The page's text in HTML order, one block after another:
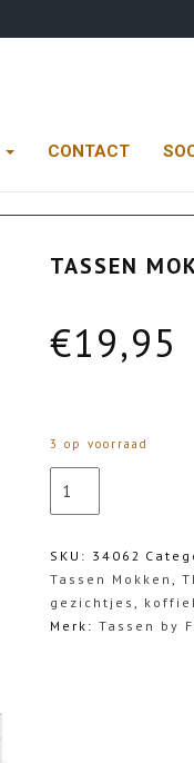
CONTACT
TASSEN
€19,95
3 op voorraad
Mok
SKU: 34062
Tassen Mokken
gezichtjes
Merk: Tassen by